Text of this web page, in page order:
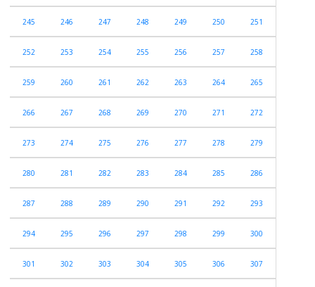
245 246 247 248 249 250 251
252 253 254 255 256 257 258
259 260 261 262 263 264 265
266 267 268 269 270 271 272
273 274 275 276 277 278 279
280 281 282 283 284 285 286
287 288 289 290 291 292 293
294 295 296 297 298 299 300
301 302 303 304 305 306 307